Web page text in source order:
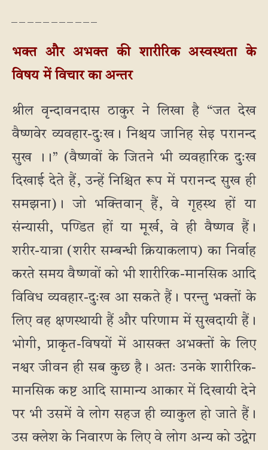
भक्त और अभक्त की शारीरिक अस्वस्थता के
विषय में विचार का अन्तर
श्रील वृन्दावनदास ठाकुर ने लिखा है “जत देख
वैष्णवेर व्यवहार-दुःख। निश्चय जानिह सेइ परानन्द
सुख ।।” (वैष्णवों के जितने भी व्यवहारिक दुःख
दिखाई देते हैं, उन्हें निश्चित रूप में परानन्द सुख ही
समझना)। जो भक्तिवान् हैं, वे गृहस्थ हों या
संन्यासी, पण्डित हों या मूर्ख, वे ही वैष्णव हैं।
शरीर-यात्रा (शरीर सम्बन्धी क्रियाकलाप) का निर्वाह
करते समय वैष्णवों को भी शारीरिक-मानसिक आदि
विविध व्यवहार-दुःख आ सकते हैं। परन्तु भक्तों के
लिए वह क्षणस्थायी हैं और परिणाम में सुखदायी हैं।
भोगी, प्राकृत-विषयों में आसक्त अभक्तों के लिए
नश्वर जीवन ही सब कुछ है। अतः उनके शारीरिक-
मानसिक कष्ट आदि सामान्य आकार में दिखायी देने
पर भी उसमें वे लोग सहज ही व्याकुल हो जाते हैं।
उस क्लेश के निवारण के लिए वे लोग अन्य को उद्वेग